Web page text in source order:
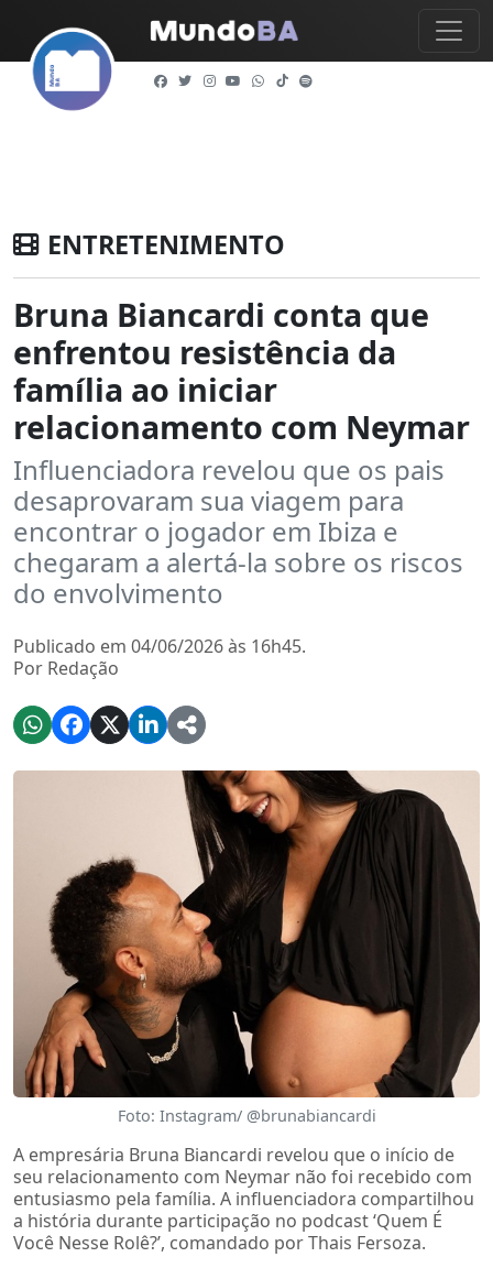
ENTRETENIMENTO
Bruna Biancardi conta que
enfrentou resistência da
família ao iniciar
relacionamento com Neymar
Influenciadora revelou que os pais
desaprovaram sua viagem para
encontrar o jogador em Ibiza e
chegaram a alertá-la sobre os riscos
do envolvimento
Publicado em 04/06/2026 às 16h45.
Por Redação
Foto: Instagram/ @brunabiancardi
A empresária Bruna Biancardi revelou que o início de
seu relacionamento com Neymar não foi recebido com
entusiasmo pela família. A influenciadora compartilhou
a história durante participação no podcast ‘Quem É
Você Nesse Rolê?’, comandado por Thais Fersoza.